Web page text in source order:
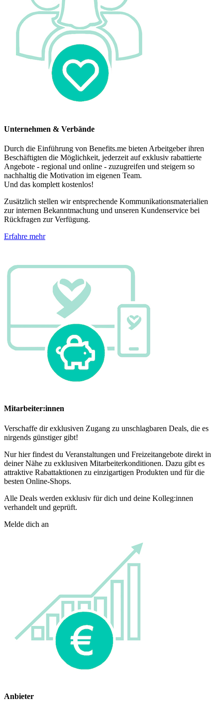
Unternehmen & Verbände
Durch die Einführung von Benefits.me bieten Arbeitgeber ihren
Beschäftigten die Möglichkeit, jederzeit auf exklusiv rabattierte
Angebote - regional und online - zuzugreifen und steigern so
nachhaltig die Motivation im eigenen Team.
Und das komplett kostenlos!
Zusätzlich stellen wir entsprechende Kommunikationsmaterialien
zur internen Bekanntmachung und unseren Kundenservice bei
Rückfragen zur Verfügung.
Erfahre mehr
Mitarbeiter:innen
Verschaffe dir exklusiven Zugang zu unschlagbaren Deals, die es
nirgends günstiger gibt!
Nur hier findest du Veranstaltungen und Freizeitangebote direkt in
deiner Nähe zu exklusiven Mitarbeiterkonditionen. Dazu gibt es
attraktive Rabattaktionen zu einzigartigen Produkten und für die
besten Online-Shops.
Alle Deals werden exklusiv für dich und deine Kolleg:innen
verhandelt und geprüft.
Melde dich an
Anbieter